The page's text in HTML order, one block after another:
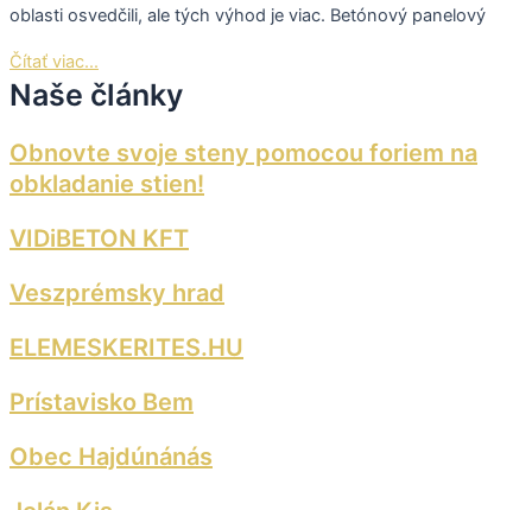
oblasti osvedčili, ale tých výhod je viac. Betónový panelový
Čítať viac...
Naše články
Obnovte svoje steny pomocou foriem na
obkladanie stien!
VIDiBETON KFT
Veszprémsky hrad
ELEMESKERITES.HU
Prístavisko Bem
Obec Hajdúnánás